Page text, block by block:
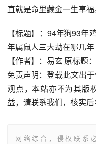
直就是命里藏金一生享福
【标题】：94年狗93年
年属鼠人三大劫在哪几年
【作者】：易玄 原标题
免责声明：登载此文出
观点，本站亦不为其版
益，请联系我们，核实后
网络综合，侵权联系